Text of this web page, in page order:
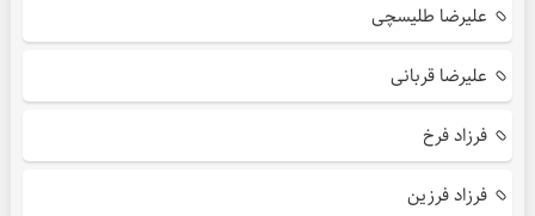
علیرضا طلیسچی
علیرضا قربانی
فرزاد فرخ
فرزاد فرزین